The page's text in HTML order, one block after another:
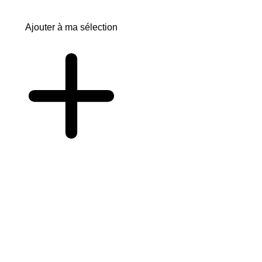
Ajouter à ma sélection